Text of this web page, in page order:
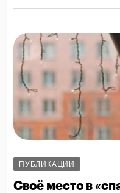
ПУБЛИКАЦИИ
Своё место в